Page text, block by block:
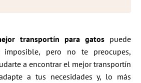
transportín para gatos puede
imposible, pero no te preocupes,
a encontrar el mejor transportín
a tus necesidades y, lo más